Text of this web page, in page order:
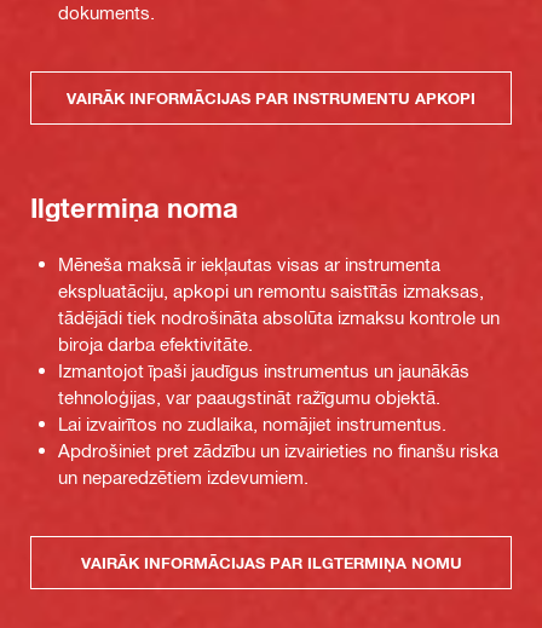
dokuments.
VAIRĀK INFORMĀCIJAS PAR INSTRUMENTU APKOPI
Ilgtermiņa noma
Mēneša maksā ir iekļautas visas ar instrumenta
ekspluatāciju, apkopi un remontu saistītās izmaksas,
tādējādi tiek nodrošināta absolūta izmaksu kontrole un
biroja darba efektivitāte.
Izmantojot īpaši jaudīgus instrumentus un jaunākās
tehnoloģijas, var paaugstināt ražīgumu objektā.
Lai izvairītos no zudlaika, nomājiet instrumentus.
Apdrošiniet pret zādzību un izvairieties no finanšu riska
un neparedzētiem izdevumiem.
VAIRĀK INFORMĀCIJAS PAR ILGTERMIŅA NOMU